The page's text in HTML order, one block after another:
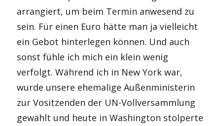
arrangiert, um beim Termin anwesend zu
sein. Für einen Euro hätte man ja vielleicht
ein Gebot hinterlegen können. Und auch
sonst fühle ich mich ein klein wenig
verfolgt. Während ich in New York war,
wurde unsere ehemalige Außenministerin
zur Vositzenden der UN-Vollversammlung
gewählt und heute in Washington stolperte